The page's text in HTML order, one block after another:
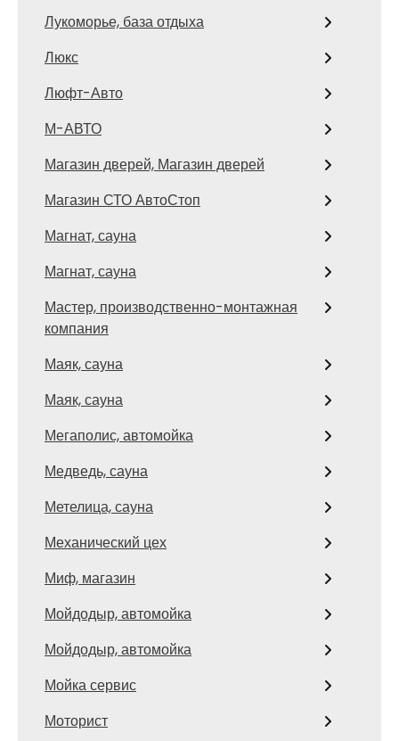
Лукоморье, база отдыха
Люкс
Люфт-Авто
М-АВТО
Магазин дверей, Магазин дверей
Магазин СТО АвтоСтоп
Магнат, сауна
Магнат, сауна
Мастер, производственно-монтажная
компания
Маяк, сауна
Маяк, сауна
Мегаполис, автомойка
Медведь, сауна
Метелица, сауна
Механический цех
Миф, магазин
Мойдодыр, автомойка
Мойдодыр, автомойка
Мойка сервис
Моторист